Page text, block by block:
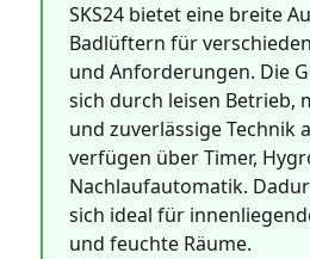
SKS24 bietet eine breite
Badlüftern für
und Anforderungen. Die
sich durch leisen Betrieb,
und zuverlässige Technik
verfügen über Timer,
Nachlaufautomatik.
sich ideal für
und feuchte Räume.